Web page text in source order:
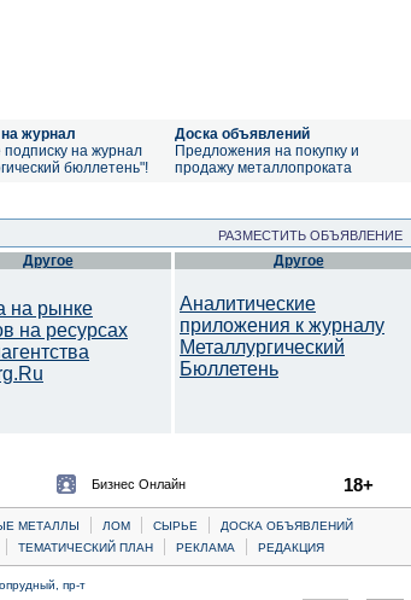
журнал
на журнал
бюллетень"!
Доска объявлений
Предложения на покупку и
продажу металлопроката
РАЗМЕСТИТЬ ОБЪЯВЛЕНИЕ
Другое
на рынке
на ресурсах
Другое
Аналитические
приложения к журналу
Металлургический
Бюллетень
Бизнес Онлайн 18+
МЕТАЛЛЫ | ЛОМ | CЫРЬЕ |
ДОСКА ОБЪЯВЛЕНИЙ
| ТЕМАТИЧЕСКИЙ ПЛАН | РЕКЛАМА | РЕДАКЦИЯ
пр-т